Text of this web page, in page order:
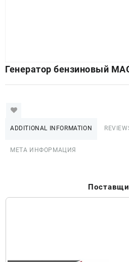
Генератор бензиновый
ADDITIONAL INFORMATION
МЕТА ИНФОРМАЦИЯ